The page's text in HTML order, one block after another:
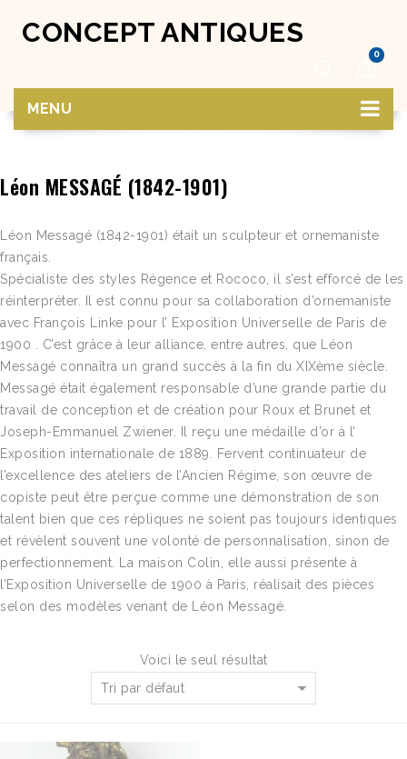
CONCEPT ANTIQUES
0
MENU
Léon MESSAGÉ (1842-1901)
Léon Messagé (1842-1901) était un sculpteur et ornemaniste
français.
Spécialiste des styles Régence et Rococo, il s’est efforcé de les
réinterpréter. Il est connu pour sa collaboration d’ornemaniste
avec François Linke pour l’ Exposition Universelle de Paris de
1900 . C’est grâce à leur alliance, entre autres, que Léon
Messagé connaîtra un grand succès à la fin du XIXème siècle.
Messagé était également responsable d’une grande partie du
travail de conception et de création pour Roux et Brunet et
Joseph-Emmanuel Zwiener. Il reçu une médaille d’or à l’
Exposition internationale de 1889. Fervent continuateur de
l’excellence des ateliers de l’Ancien Régime, son œuvre de
copiste peut être perçue comme une démonstration de son
talent bien que ces répliques ne soient pas toujours identiques
et révèlent souvent une volonté de personnalisation, sinon de
perfectionnement. La maison Colin, elle aussi présente à
l’Exposition Universelle de 1900 à Paris, réalisait des pièces
selon des modèles venant de Léon Messagé.
Voici le seul résultat
Tri par défaut